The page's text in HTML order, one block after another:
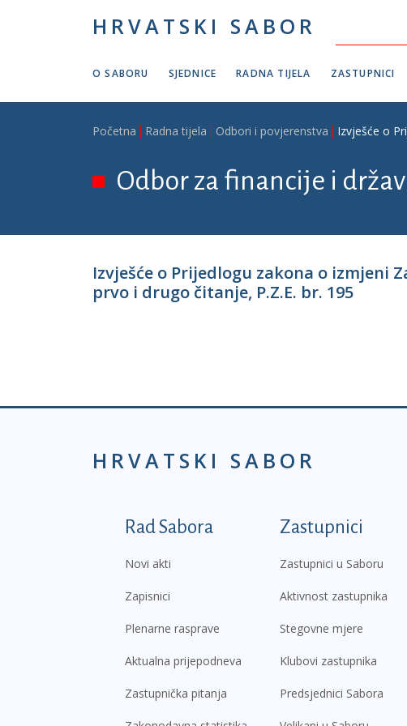
HRVATSKI SABOR
O SABORU SJEDNICE RADNA TIJELA ZASTUPNICI
Breadcrumb
Početna Radna tijela Odbori i povjerenstva Izvješće o
Odbor za financije i
Izvješće o Prijedlogu zakona o
prvo i drugo čitanje, P.Z.E. br. 195
HRVATSKI SABOR
Podnožje prvi izbornik
Rad Sabora
Novi akti
Zapisnici
Plenarne rasprave
Aktualna prijepodneva
Zastupnička pitanja
Zastupnici
Zastupnici u Saboru
Aktivnost zastupnika
Stegovne mjere
Klubovi zastupnika
Predsjednici Sabora